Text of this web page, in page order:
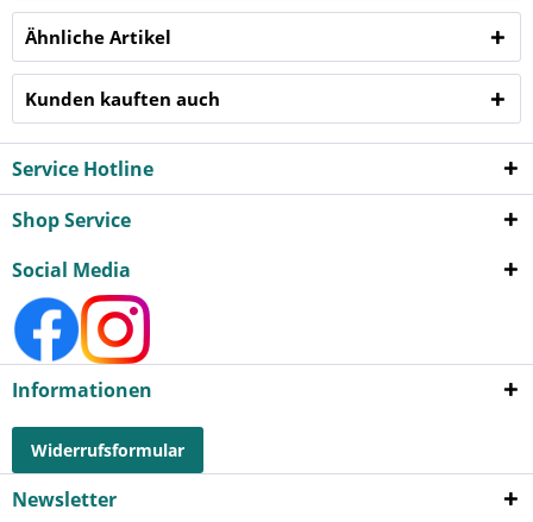
Ähnliche Artikel
Kunden kauften auch
Service Hotline
Shop Service
Social Media
Informationen
Widerrufsformular
Newsletter